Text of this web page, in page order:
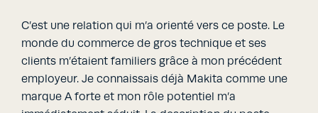
C’est une relation qui m’a orienté vers ce poste. Le
monde du commerce de gros technique et ses
clients m’étaient familiers grâce à mon précédent
employeur. Je connaissais déjà Makita comme une
marque A forte et mon rôle potentiel m’a